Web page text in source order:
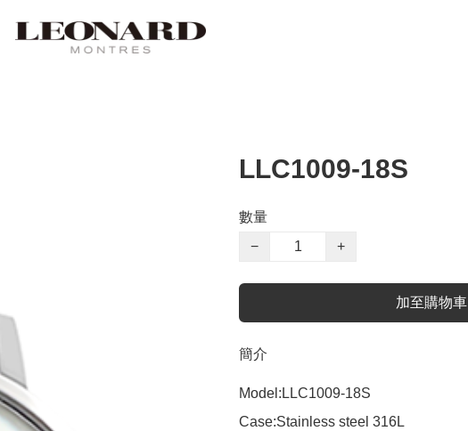
LLC1009-18S
數量
−
+
加至購物車
簡介
Model:LLC1009-18S
Case:Stainless steel 316L